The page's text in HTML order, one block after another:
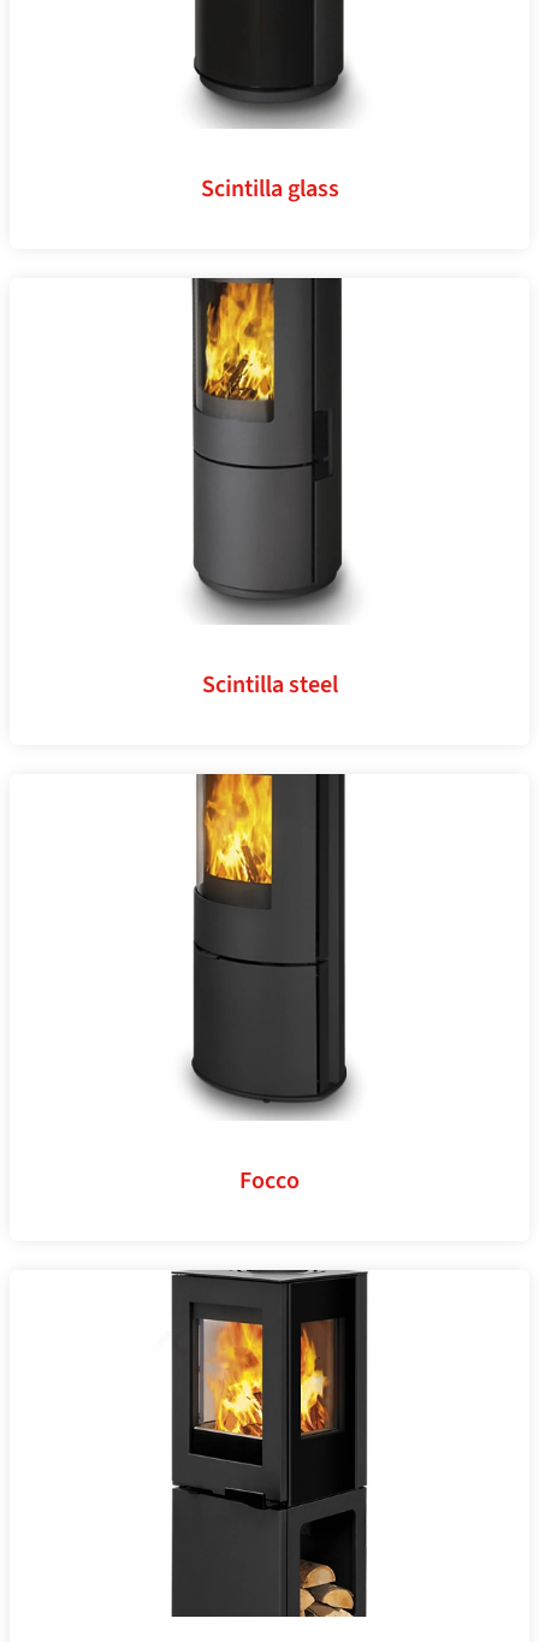
Scintilla glass
Scintilla steel
Focco